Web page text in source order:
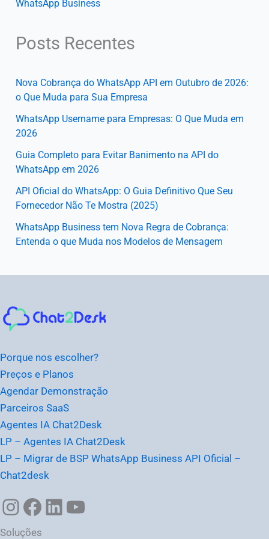
WhatsApp Business
Posts Recentes
Nova Cobrança do WhatsApp API em Outubro de 2026:
o Que Muda para Sua Empresa
WhatsApp Username para Empresas: O Que Muda em
2026
Guia Completo para Evitar Banimento na API do
WhatsApp em 2026
API Oficial do WhatsApp: O Guia Definitivo Que Seu
Fornecedor Não Te Mostra (2025)
WhatsApp Business tem Nova Regra de Cobrança:
Entenda o que Muda nos Modelos de Mensagem
Porque nos escolher?
Preços e Planos
Agendar Demonstração
Parceiros SaaS
Agentes IA Chat2Desk
LP – Agentes IA Chat2Desk
LP – Migrar de BSP WhatsApp Business API Oficial –
Chat2desk
Instagram
Facebook
Soluções